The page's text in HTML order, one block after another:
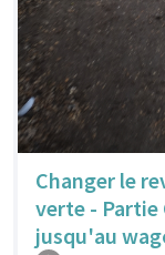
Changer le
verte - Partie
jusqu'au